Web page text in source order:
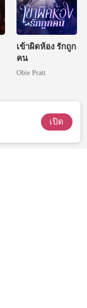
เข้าผิดห้อง รักถูก
คน
Obie Pratt
เปิด